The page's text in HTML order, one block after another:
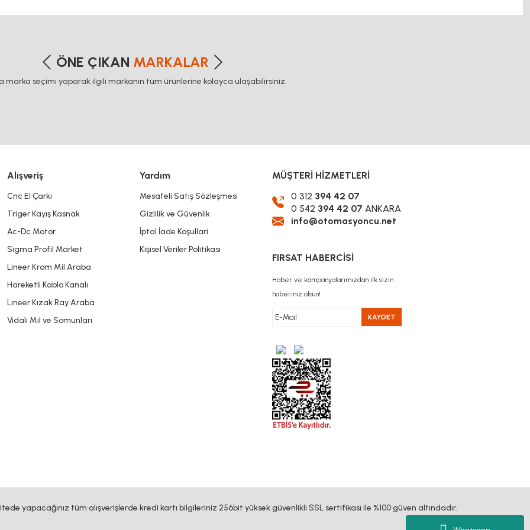
ÖNE ÇIKAN MARKALAR
marka seçimi yaparak ilgili markanın tüm ürünlerine kolayca ulaşabilirsiniz.
Alışveriş
Cnc El Çarkı
Triger Kayış Kasnak
Ac-Dc Motor
Sigma Profil Market
Lineer Krom Mil Araba
Hareketli Kablo Kanalı
Lineer Kızak Ray Araba
Vidalı Mil ve Somunları
Yardım
Mesafeli Satış Sözleşmesi
Gizlilik ve Güvenlik
İptal İade Koşullari
Kişisel Veriler Politikası
MÜŞTERİ HİZMETLERİ
0 312 394 42 07
0 542 394 42 07 ANKARA
info@otomasyoncu.net
FIRSAT HABERCİSİ
Haber ve kampanyalarımızdan ilk sizin
haberiniz olsun!
KAYDET
yapacağınız tüm alışverişlerde kredi kartı bilgileriniz 256bit yüksek güvenlikli SSL sertifikası ile %100 güven altındadır.